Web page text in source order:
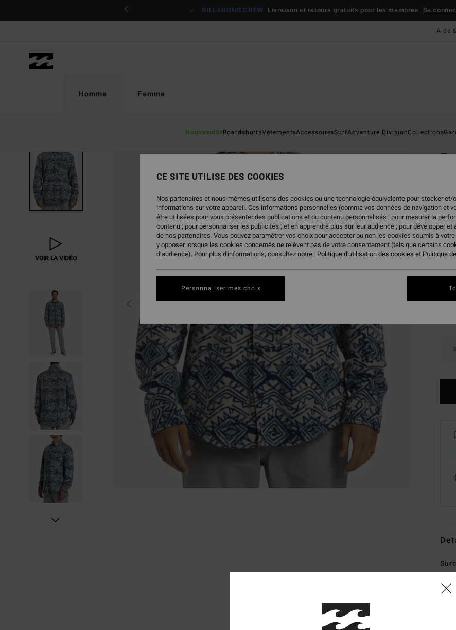
BILLABONG CREW Livraison et retours gratuits pour les membres Se
Aide
Homme
NouveautésBoardshortsVêtementsAccessoiresSurfAdventure DivisionCollections
Femme
VOIR LA VIDÉO
Style
CE SITE UTILISE DES COOKIES
Nos partenaires et nous-mêmes utilisons des cookies ou une technologie équivalente pour stocker et/
informations sur votre appareil. Ces informations personnelles (comme vos données de navigation et
être utilisées pour vous présenter des publications et du contenu personnalisés ; pour mesurer la
contenu ; pour personnaliser les publicités ; et en apprendre plus sur leur audience ; pour développer et
de nos partenaires. Vous pouvez paramétrer vos choix pour accepter ou non les cookies soumis à
y opposer lorsque les cookies concernés ne relèvent pas de votre consentement (tels que certains
d’audience). Pour plus d'informations, consultez notre : Politique d'utilisation des cookies et Politique
Personnaliser mes choix